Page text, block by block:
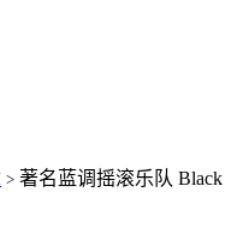
> 著名蓝调摇滚乐队 Black